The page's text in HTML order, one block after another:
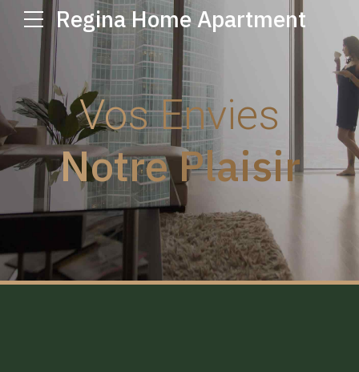
Regina Home Apartment
Vos Envies
Notre Plaisir